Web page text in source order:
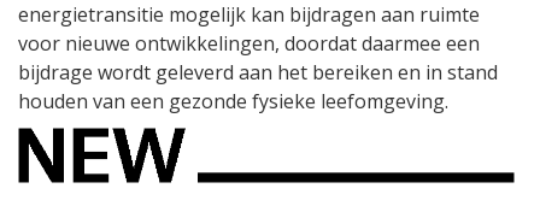
energietransitie mogelijk kan bijdragen aan ruimte
voor nieuwe ontwikkelingen, doordat daarmee een
bijdrage wordt geleverd aan het bereiken en in stand
houden van een gezonde fysieke leefomgeving.